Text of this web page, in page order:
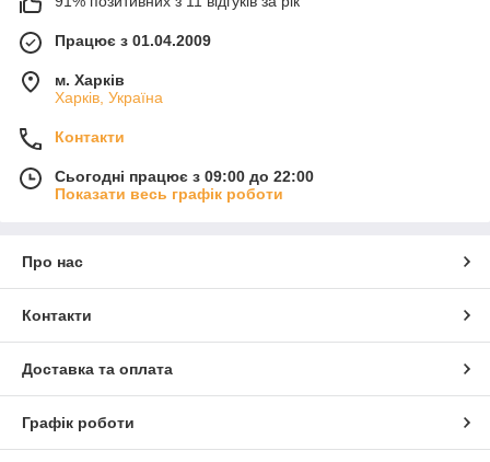
Працює з 01.04.2009
м. Харків
Харків, Україна
Контакти
Сьогодні працює з 09:00 до 22:00
Показати весь графік роботи
Про нас
Контакти
Доставка та оплата
Графік роботи